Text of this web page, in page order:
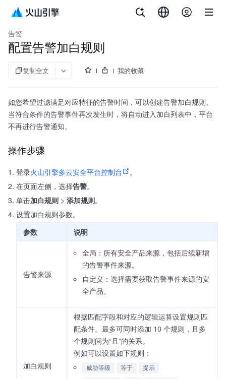
多云安全平台
告警
配置告警加白规则
复制全文 我的收藏
如您希望过滤满足对应特征的告警时间，可以创建告警加白规则。
当符合条件的告警事件再次发生时，将自动进入加白列表中，平台
不再进行告警通知。
操作步骤
登录火山引擎多云安全平台控制台
。
在页面左侧，选择告警。
单击加白规则 > 添加规则。
设置加白规则参数。
参数
说明
告警来源
全局：所有安全产品来源，包括后续新增
的告警事件来源。
自定义：选择需要获取告警事件来源的安
全产品。
加白规则
根据匹配字段和对应的逻辑运算设置规则匹
配条件。最多可同时添加 10 个规则，且多
个规则间为“且”的关系。
例如可以设置如下规则：
威胁等级 等于 提示